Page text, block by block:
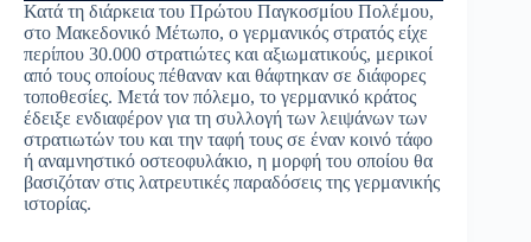
Κατά τη διάρκεια του Πρώτου Παγκοσμίου Πολέμου,
στο Μακεδονικό Μέτωπο, ο γερμανικός στρατός είχε
περίπου 30.000 στρατιώτες και αξιωματικούς, μερικοί
από τους οποίους πέθαναν και θάφτηκαν σε διάφορες
τοποθεσίες. Μετά τον πόλεμο, το γερμανικό κράτος
έδειξε ενδιαφέρον για τη συλλογή των λειψάνων των
στρατιωτών του και την ταφή τους σε έναν κοινό τάφο
ή αναμνηστικό οστεοφυλάκιο, η μορφή του οποίου θα
βασιζόταν στις λατρευτικές παραδόσεις της γερμανικής
ιστορίας.